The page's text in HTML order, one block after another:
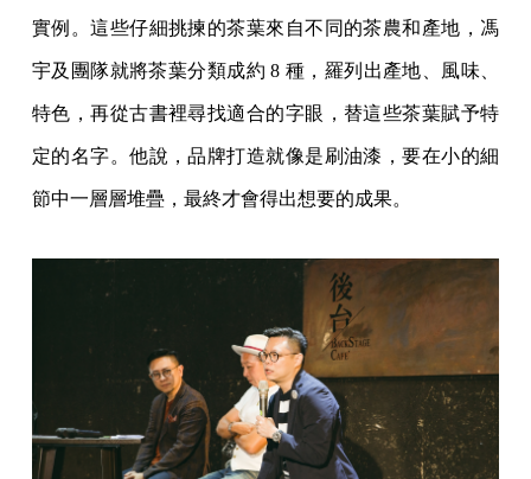
實例。這些仔細挑揀的茶葉來自不同的茶農和產地，馮
宇及團隊就將茶葉分類成約 8 種，羅列出產地、風味、
特色，再從古書裡尋找適合的字眼，替這些茶葉賦予特
定的名字。他說，品牌打造就像是刷油漆，要在小的細
節中一層層堆疊，最終才會得出想要的成果。